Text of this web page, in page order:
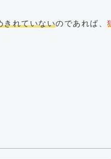
きれていないのであれば、